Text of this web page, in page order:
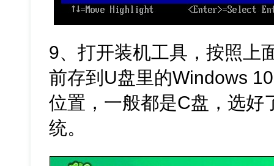
9、打开装机工具，按照上
前存到U盘里的Windows
位置，一般都是C盘，选好
统。